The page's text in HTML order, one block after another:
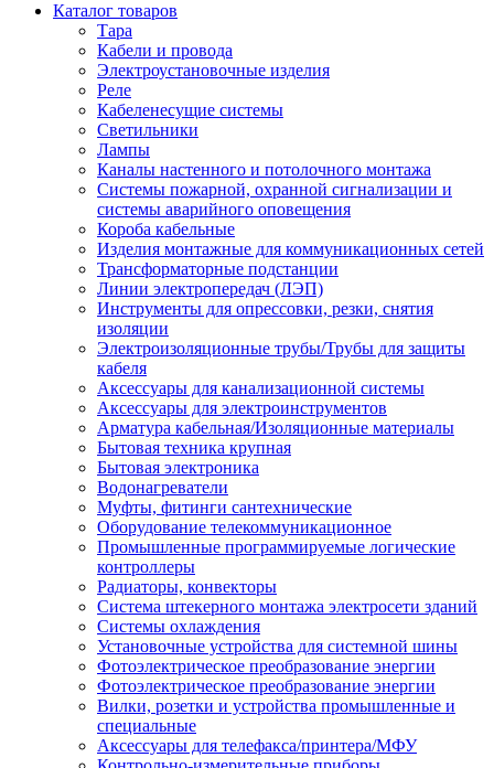
Каталог товаров
Тара
Кабели и провода
Электроустановочные изделия
Реле
Кабеленесущие системы
Светильники
Лампы
Каналы настенного и потолочного монтажа
Системы пожарной, охранной сигнализации и
системы аварийного оповещения
Короба кабельные
Изделия монтажные для коммуникационных сетей
Трансформаторные подстанции
Линии электропередач (ЛЭП)
Инструменты для опрессовки, резки, снятия
изоляции
Электроизоляционные трубы/Трубы для защиты
кабеля
Аксессуары для канализационной системы
Аксессуары для электроинструментов
Арматура кабельная/Изоляционные материалы
Бытовая техника крупная
Бытовая электроника
Водонагреватели
Муфты, фитинги сантехнические
Оборудование телекоммуникационное
Промышленные программируемые логические
контроллеры
Радиаторы, конвекторы
Система штекерного монтажа электросети зданий
Системы охлаждения
Установочные устройства для системной шины
Фотоэлектрическое преобразование энергии
Фотоэлектрическое преобразование энергии
Вилки, розетки и устройства промышленные и
специальные
Аксессуары для телефакса/принтера/МФУ